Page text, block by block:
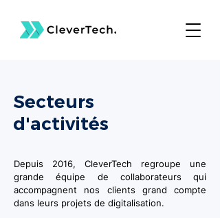
Secteurs
d'activités
Depuis 2016, CleverTech regroupe une
grande équipe de collaborateurs qui
accompagnent nos clients grand compte
dans leurs projets de digitalisation.